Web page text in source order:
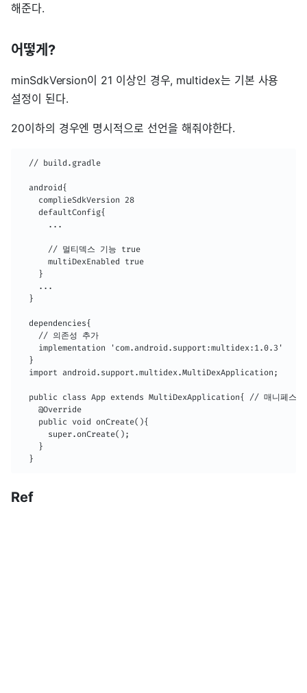
해준다.
어떻게?
minSdkVersion이 21 이상인 경우, multidex는 기본 사용
설정이 된다.
20이하의 경우엔 명시적으로 선언을 해줘야한다.
  // build.gradle
  android{
    complieSdkVersion 28
    defaultConfig{
      ...
      // 멀티덱스 기능 true
      multiDexEnabled true
    }
    ...
  }
  dependencies{
    // 의존성 추가
    implementation 'com.android.support:multidex:1.0.3'
  }
  import android.support.multidex.MultiDexApplication;
public class App extends MultiDexApplication{ // 매니페스트
    @Override
    public void onCreate(){
      super.onCreate();
    }
  }
Ref